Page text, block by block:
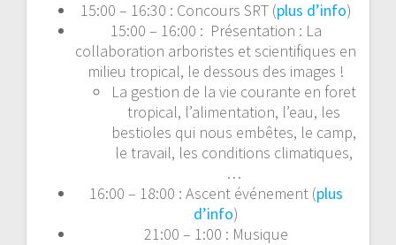
15:00 – 16:30 : Concours SRT (plus d’info)
15:00 – 16:00 : Présentation : La
collaboration arboristes et scientifiques en
milieu tropical, le dessous des images !
La gestion de la vie courante en foret
tropical, l’alimentation, l’eau, les
bestioles qui nous embêtes, le camp,
le travail, les conditions climatiques,
…
16:00 – 18:00 : Ascent événement (plus
d’info)
21:00 – 1:00 : Musique